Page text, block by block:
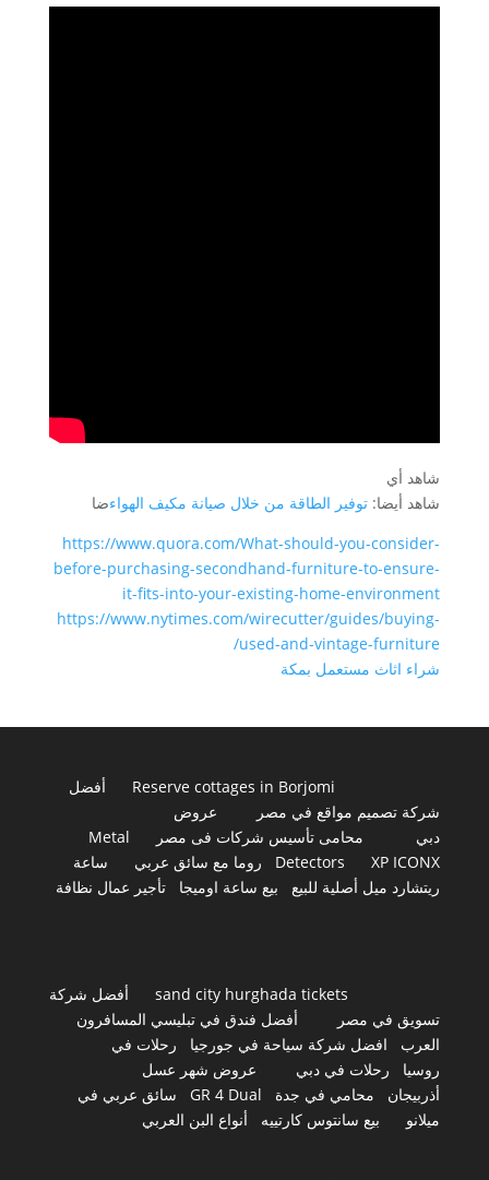
شاهد أي
شاهد أيضا: توفير الطاقة من خلال صيانة مكيف الهواءضا
https://www.quora.com/What-should-you-consider-
before-purchasing-secondhand-furniture-to-ensure-
it-fits-into-your-existing-home-environment
https://www.nytimes.com/wirecutter/guides/buying-
used-and-vintage-furniture/
شراء اثاث مستعمل بمكة
Reserve cottages in Borjomi
أفضل
شركة تصميم مواقع في مصر
عروض
دبي
محامى تأسيس شركات فى مصر
Metal
Detectors
XP ICONX روما مع سائق عربي
ساعة
ريتشارد ميل أصلية للبيع
بيع ساعة اوميجا تأجير عمال نظافة
sand city hurghada tickets
أفضل شركة
تسويق في مصر
أفضل فندق في تبليسي المسافرون
العرب
افضل شركة سياحة في جورجيا
رحلات في
روسيا
رحلات في دبي
عروض شهر عسل
أذربيجان
محامي في جدة GR 4 Dual
سائق عربي في
ميلانو
بيع سانتوس كارتييه أنواع البن العربي